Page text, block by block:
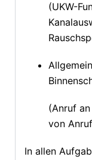
(UKW-
(Anruf
von
In allen